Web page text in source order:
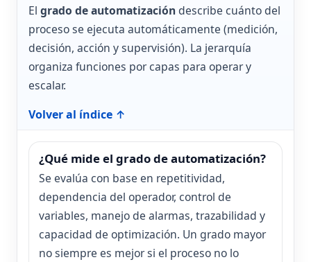
El grado de automatizacióndescribe cuánto del
proceso se ejecuta automáticamente (medición,
decisión, acción y supervisión). La jerarquía
organiza funciones por capas para operar y
escalar.
Volver al índice ↑
¿Qué mide el grado de automatización?
Se evalúa con base en repetitividad,
dependencia del operador, control de
variables, manejo de alarmas, trazabilidad y
capacidad de optimización. Un grado mayor
no siempre es mejor si el proceso no lo